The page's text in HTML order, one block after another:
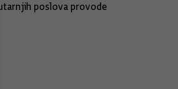
poslova provode